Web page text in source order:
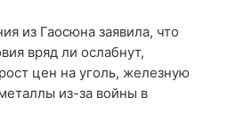
из Гаосюна заявила, что
вряд ли ослабнут,
цен на уголь, железную
из-за войны в